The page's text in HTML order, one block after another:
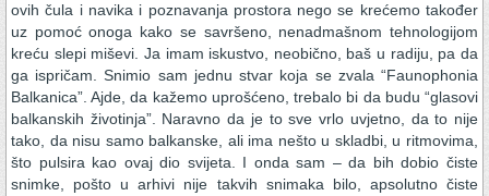
ovih čula i navika i poznavanja prostora nego se krećemo također
uz pomoć onoga kako se savršeno, nenadmašnom tehnologijom
kreću slepi miševi. Ja imam iskustvo, neobično, baš u radiju, pa da
ga ispričam. Snimio sam jednu stvar koja se zvala “Faunophonia
Balkanica”. Ajde, da kažemo uprošćeno, trebalo bi da budu “glasovi
balkanskih životinja”. Naravno da je to sve vrlo uvjetno, da to nije
tako, da nisu samo balkanske, ali ima nešto u skladbi, u ritmovima,
što pulsira kao ovaj dio svijeta. I onda sam – da bih dobio čiste
snimke, pošto u arhivi nije takvih snimaka bilo, apsolutno čiste